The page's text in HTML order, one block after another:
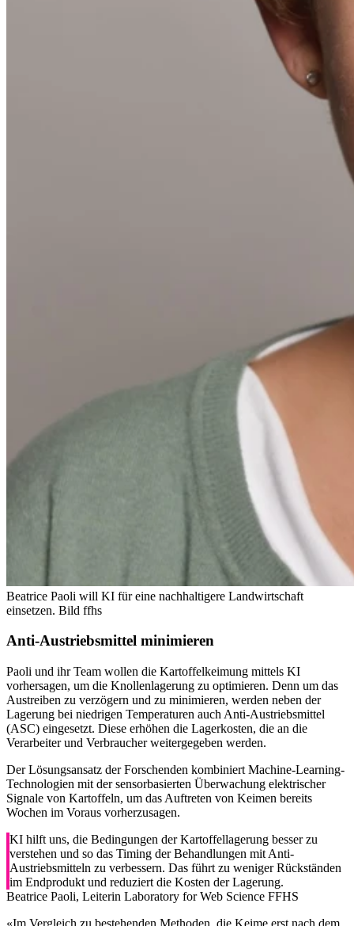
Beatrice Paoli will KI für eine nachhaltigere Landwirtschaft
einsetzen. Bild ffhs
Anti-Austriebsmittel minimieren
Paoli und ihr Team wollen die Kartoffelkeimung mittels KI
vorhersagen, um die Knollenlagerung zu optimieren. Denn um das
Austreiben zu verzögern und zu minimieren, werden neben der
Lagerung bei niedrigen Temperaturen auch Anti-Austriebsmittel
(ASC) eingesetzt. Diese erhöhen die Lagerkosten, die an die
Verarbeiter und Verbraucher weitergegeben werden.
Der Lösungsansatz der Forschenden kombiniert Machine-Learning-
Technologien mit der sensorbasierten Überwachung elektrischer
Signale von Kartoffeln, um das Auftreten von Keimen bereits
Wochen im Voraus vorherzusagen.
KI hilft uns, die Bedingungen der Kartoffellagerung besser zu
verstehen und so das Timing der Behandlungen mit Anti-
Austriebsmitteln zu verbessern. Das führt zu weniger Rückständen
im Endprodukt und reduziert die Kosten der Lagerung.
Beatrice Paoli, Leiterin Laboratory for Web Science FFHS
«Im Vergleich zu bestehenden Methoden, die Keime erst nach dem